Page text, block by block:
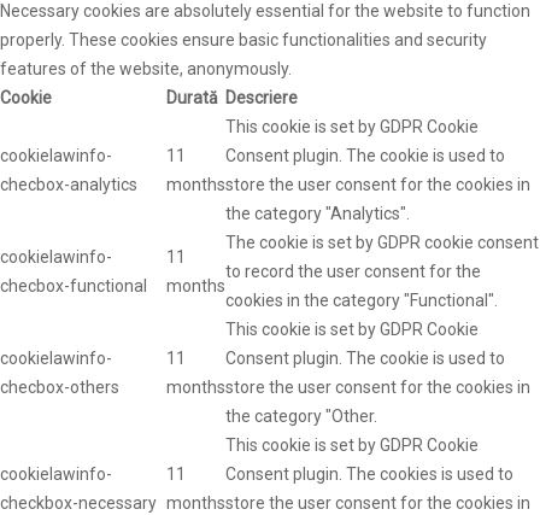
Necessary cookies are absolutely essential for the website to function
properly. These cookies ensure basic functionalities and security
features of the website, anonymously.
Cookie
Durată Descriere
cookielawinfo-
checbox-analytics
11
months
This cookie is set by GDPR Cookie
Consent plugin. The cookie is used to
store the user consent for the cookies in
the category "Analytics".
cookielawinfo-
checbox-functional
11
months
The cookie is set by GDPR cookie consent
to record the user consent for the
cookies in the category "Functional".
cookielawinfo-
checbox-others
11
months
This cookie is set by GDPR Cookie
Consent plugin. The cookie is used to
store the user consent for the cookies in
the category "Other.
cookielawinfo-
checkbox-necessary
11
months
This cookie is set by GDPR Cookie
Consent plugin. The cookies is used to
store the user consent for the cookies in